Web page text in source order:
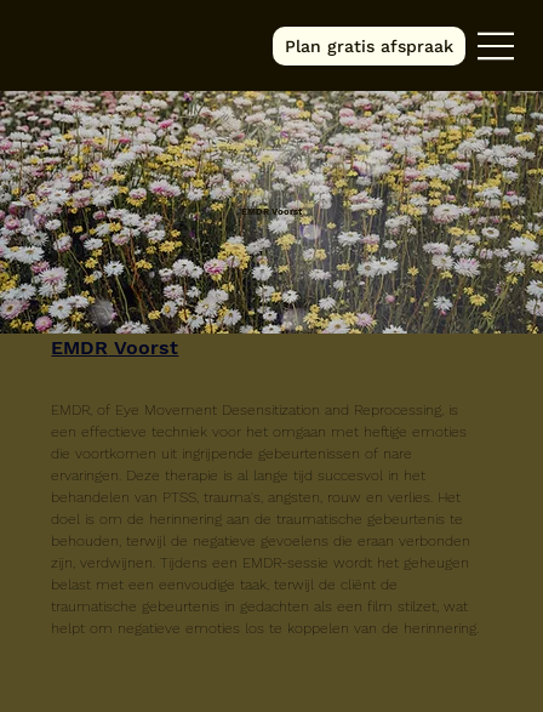
Plan gratis afspraak
EMDR Voorst
EMDR Voorst
EMDR, of Eye Movement Desensitization and Reprocessing, is
een effectieve techniek voor het omgaan met heftige emoties
die voortkomen uit ingrijpende gebeurtenissen of nare
ervaringen. Deze therapie is al lange tijd succesvol in het
behandelen van PTSS, trauma's, angsten, rouw en verlies. Het
doel is om de herinnering aan de traumatische gebeurtenis te
behouden, terwijl de negatieve gevoelens die eraan verbonden
zijn, verdwijnen. Tijdens een EMDR-sessie wordt het geheugen
belast met een eenvoudige taak, terwijl de cliënt de
traumatische gebeurtenis in gedachten als een film stilzet, wat
helpt om negatieve emoties los te koppelen van de herinnering.